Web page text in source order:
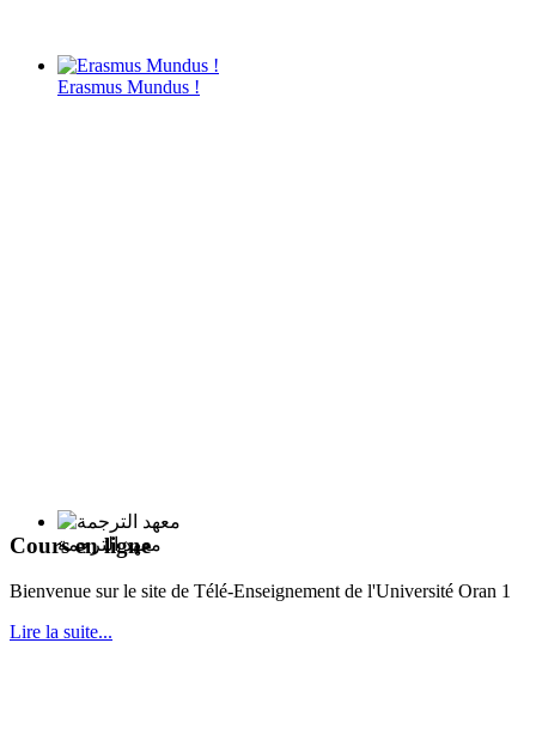
Erasmus Mundus !
معهد الترجمة
Cours en ligne
Bienvenue sur le site de Télé-Enseignement de l'Université Oran 1
Lire la suite...